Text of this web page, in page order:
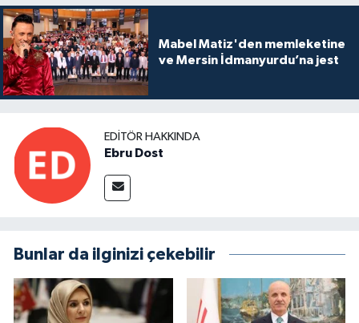
Mabel Matiz'den memleketine
ve Mersin İdmanyurdu’na jest
EDITÖR HAKKINDA
Ebru Dost
Bunlar da ilginizi çekebilir